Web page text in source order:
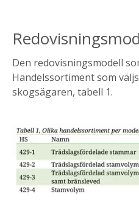
Den redovisningsmodell
Handelssortiment som
skogsägaren, tabell 1.